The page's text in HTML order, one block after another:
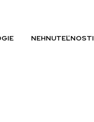
NEHNUTEĽNOSTI